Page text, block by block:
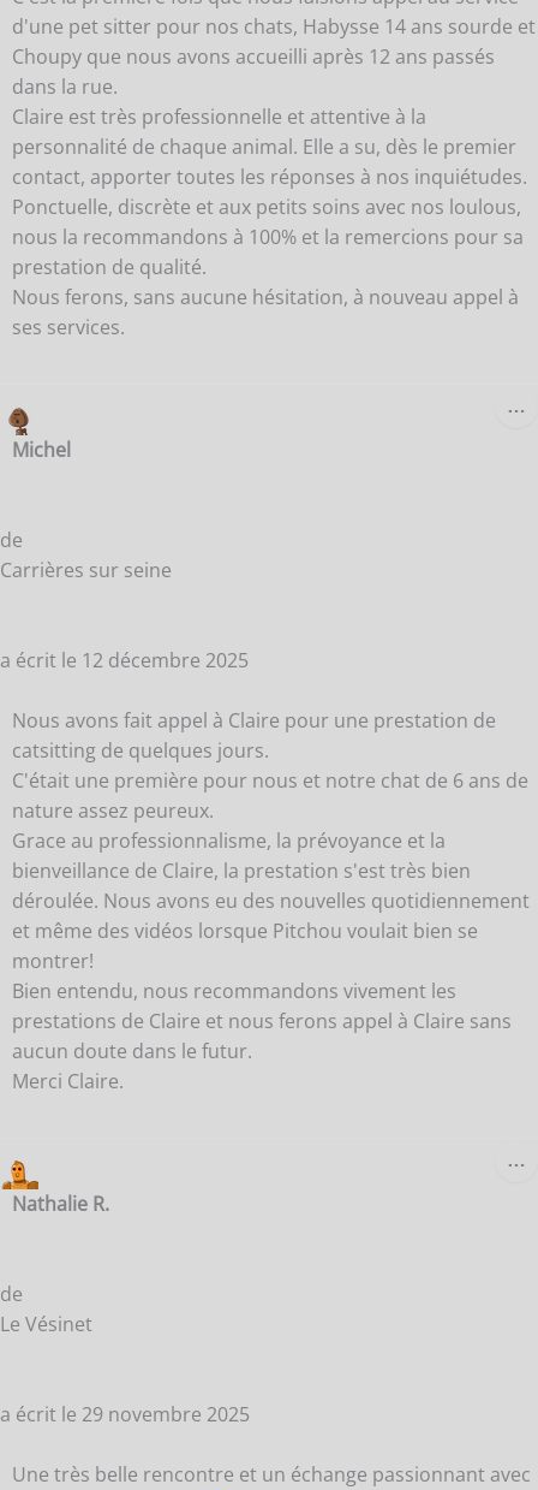
d'une pet sitter pour nos chats, Habysse 14 ans sourde et
Choupy que nous avons accueilli après 12 ans passés
dans la rue.
Claire est très professionnelle et attentive à la
personnalité de chaque animal. Elle a su, dès le premier
contact, apporter toutes les réponses à nos inquiétudes.
Ponctuelle, discrète et aux petits soins avec nos loulous,
nous la recommandons à 100% et la remercions pour sa
prestation de qualité.
Nous ferons, sans aucune hésitation, à nouveau appel à
ses services.
Michel
de
Carrières sur seine
a écrit le 12 décembre 2025
Nous avons fait appel à Claire pour une prestation de
catsitting de quelques jours.
C'était une première pour nous et notre chat de 6 ans de
nature assez peureux.
Grace au professionnalisme, la prévoyance et la
bienveillance de Claire, la prestation s'est très bien
déroulée. Nous avons eu des nouvelles quotidiennement
et même des vidéos lorsque Pitchou voulait bien se
montrer!
Bien entendu, nous recommandons vivement les
prestations de Claire et nous ferons appel à Claire sans
aucun doute dans le futur.
Merci Claire.
…
Nathalie R.
de
Le Vésinet
a écrit le 29 novembre 2025
Une très belle rencontre et un échange passionnant avec
…